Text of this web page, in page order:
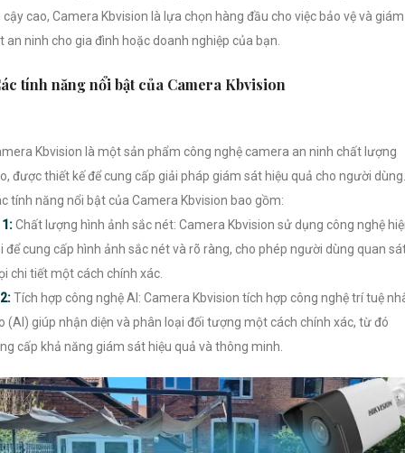
cậy cao, Camera Kbvision là lựa chọn hàng đầu cho việc bảo vệ và giám
an ninh cho gia đình hoặc doanh nghiệp của bạn.
tính năng nổi bật của Camera Kbvision
Kbvision là một sản phẩm công nghệ camera an ninh chất lượng
được thiết kế để cung cấp giải pháp giám sát hiệu quả cho người dùng.
tính năng nổi bật của Camera Kbvision bao gồm:
1:Chất lượng hình ảnh sắc nét: Camera Kbvision sử dụng công nghệ
để cung cấp hình ảnh sắc nét và rõ ràng, cho phép người dùng quan
chi tiết một cách chính xác.
2:Tích hợp công nghệ AI: Camera Kbvision tích hợp công nghệ trí tuệ
(AI) giúp nhận diện và phân loại đối tượng một cách chính xác, từ đó
cấp khả năng giám sát hiệu quả và thông minh.